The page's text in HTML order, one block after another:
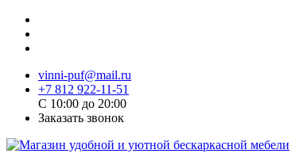
vinni-puf@mail.ru
+7 812 922-11-51
C 10:00 до 20:00
Заказать звонок